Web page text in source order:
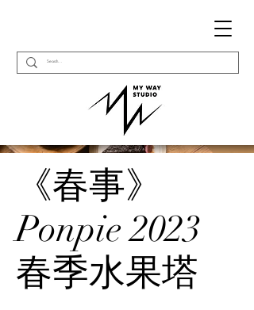
《春事》
Ponpie 2023
春季水果塔